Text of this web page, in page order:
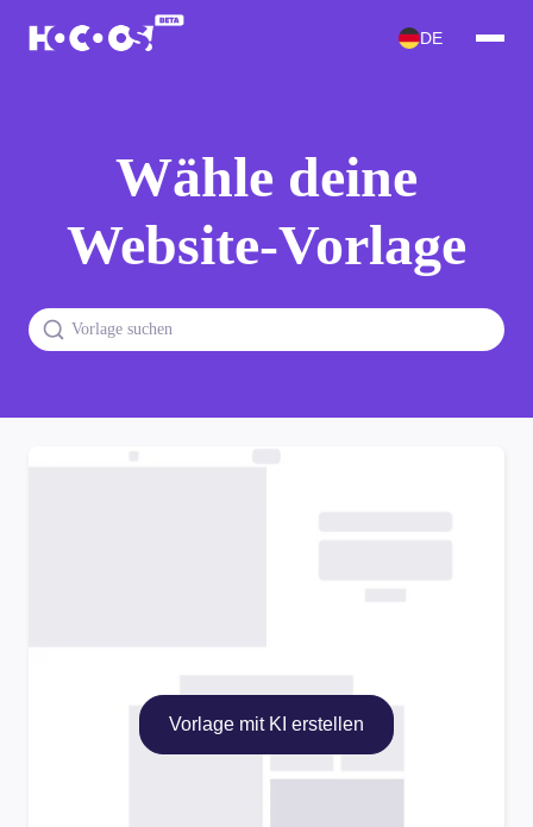
DE
Wähle deine
Website-Vorlage
Vorlage mit KI erstellen